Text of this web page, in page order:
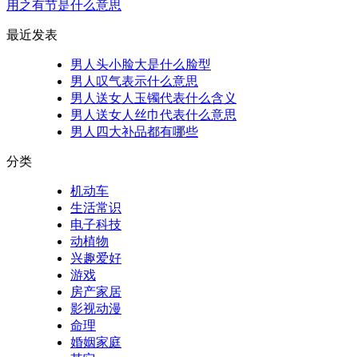
用之有节是什么意思
最近发表
男人头小脸大是什么脸型
男人叹气表示什么意思
男人送女人玉镯代表什么含义
男人送女人丝巾代表什么意思
男人四大补品都有哪些
分类
机动车
生活常识
电子科技
动植物
兴趣爱好
游戏
房产家居
影视动漫
命理
婚姻家庭